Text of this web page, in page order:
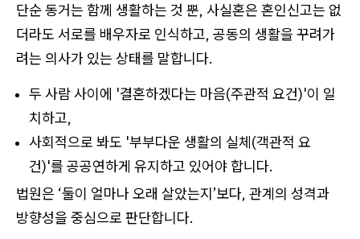
단순 동거는 함께 생활하는 것 뿐, 사실혼은 혼인신고는 없
더라도 서로를 배우자로 인식하고, 공동의 생활을 꾸려가
려는 의사가 있는 상태를 말합니다.
두 사람 사이에 '결혼하겠다는 마음(주관적 요건)'이 일
치하고,
사회적으로 봐도 '부부다운 생활의 실체(객관적 요
건)'를 공공연하게 유지하고 있어야 합니다.
법원은 ‘둘이 얼마나 오래 살았는지’보다, 관계의 성격과
방향성을 중심으로 판단합니다.